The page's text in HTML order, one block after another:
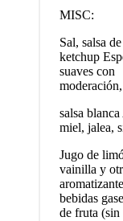
MISC:
Sal, salsa
ketchup
suaves con
moderación,
salsa
miel, jalea,
Jugo de
vainilla y
bebidas
de fruta (sin